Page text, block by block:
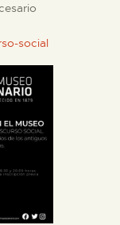
social